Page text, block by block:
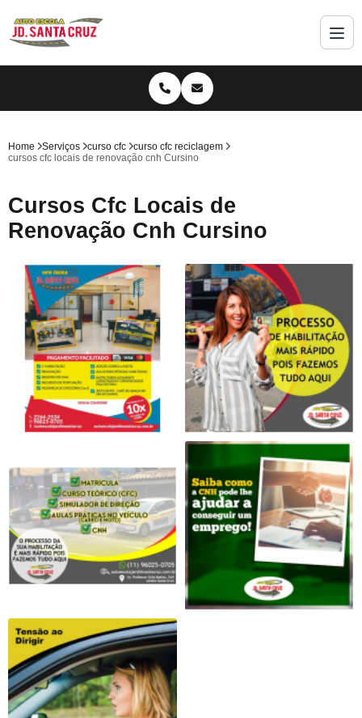
Home Serviços curso cfc
curso cfc reciclagem
cursos cfc locais de renovação cnh Cursino
Cursos Cfc Locais de
Renovação Cnh Cursino